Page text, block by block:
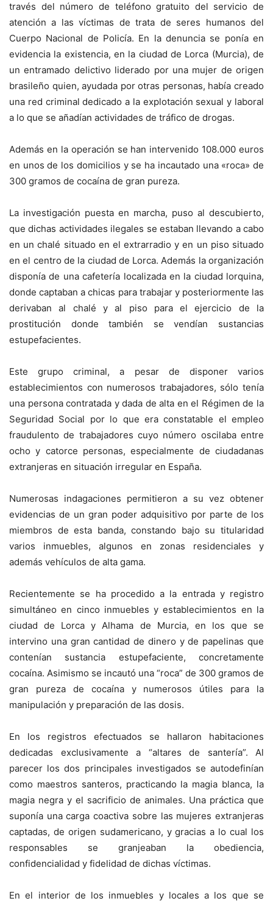
través del número de teléfono gratuito del servicio de
atención a las víctimas de trata de seres humanos del
Cuerpo Nacional de Policía. En la denuncia se ponía en
evidencia la existencia, en la ciudad de Lorca (Murcia), de
un entramado delictivo liderado por una mujer de origen
brasileño quien, ayudada por otras personas, había creado
una red criminal dedicado a la explotación sexual y laboral
a lo que se añadían actividades de tráfico de drogas.
Además en la operación se han intervenido 108.000 euros
en unos de los domicilios y se ha incautado una «roca» de
300 gramos de cocaína de gran pureza.
La investigación puesta en marcha, puso al descubierto,
que dichas actividades ilegales se estaban llevando a cabo
en un chalé situado en el extrarradio y en un piso situado
en el centro de la ciudad de Lorca. Además la organización
disponía de una cafetería localizada en la ciudad lorquina,
donde captaban a chicas para trabajar y posteriormente las
derivaban al chalé y al piso para el ejercicio de la
prostitución donde también se vendían sustancias
estupefacientes.
Este grupo criminal, a pesar de disponer varios
establecimientos con numerosos trabajadores, sólo tenía
una persona contratada y dada de alta en el Régimen de la
Seguridad Social por lo que era constatable el empleo
fraudulento de trabajadores cuyo número oscilaba entre
ocho y catorce personas, especialmente de ciudadanas
extranjeras en situación irregular en España.
Numerosas indagaciones permitieron a su vez obtener
evidencias de un gran poder adquisitivo por parte de los
miembros de esta banda, constando bajo su titularidad
varios inmuebles, algunos en zonas residenciales y
además vehículos de alta gama.
Recientemente se ha procedido a la entrada y registro
simultáneo en cinco inmuebles y establecimientos en la
ciudad de Lorca y Alhama de Murcia, en los que se
intervino una gran cantidad de dinero y de papelinas que
contenían sustancia estupefaciente, concretamente
cocaína. Asimismo se incautó una “roca” de 300 gramos de
gran pureza de cocaína y numerosos útiles para la
manipulación y preparación de las dosis.
En los registros efectuados se hallaron habitaciones
dedicadas exclusivamente a “altares de santería”. Al
parecer los dos principales investigados se autodefinían
como maestros santeros, practicando la magia blanca, la
magia negra y el sacrificio de animales. Una práctica que
suponía una carga coactiva sobre las mujeres extranjeras
captadas, de origen sudamericano, y gracias a lo cual los
responsables se granjeaban la obediencia,
confidencialidad y fidelidad de dichas víctimas.
En el interior de los inmuebles y locales a los que se